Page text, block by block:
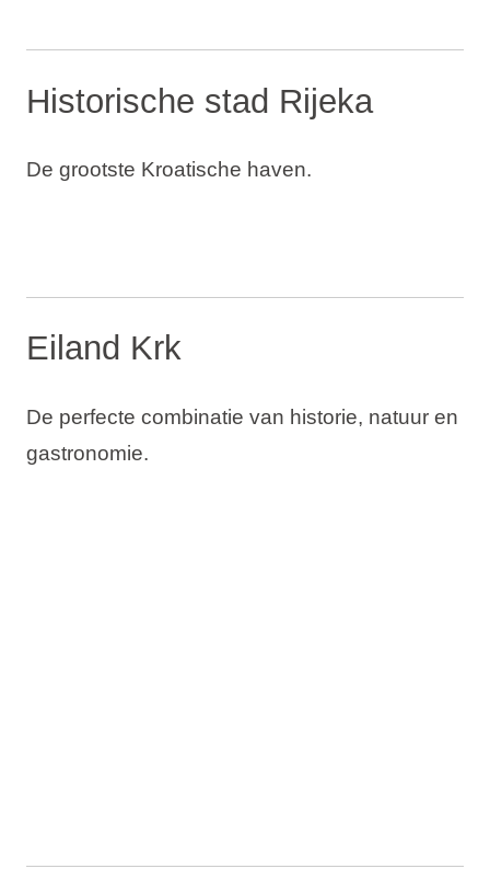
Historische stad Rijeka
De grootste Kroatische haven.
Eiland Krk
De perfecte combinatie van historie, natuur en
gastronomie.